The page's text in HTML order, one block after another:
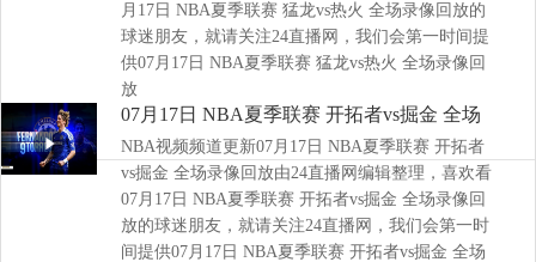
月17日 NBA夏季联赛 猛龙vs热火 全场录像回放的
球迷朋友，就请关注24直播网，我们会第一时间提
供07月17日 NBA夏季联赛 猛龙vs热火 全场录像回
放
07月17日 NBA夏季联赛 开拓者vs掘金 全场
录像回放
NBA视频频道更新07月17日 NBA夏季联赛 开拓者
vs掘金 全场录像回放由24直播网编辑整理，喜欢看
07月17日 NBA夏季联赛 开拓者vs掘金 全场录像回
放的球迷朋友，就请关注24直播网，我们会第一时
间提供07月17日 NBA夏季联赛 开拓者vs掘金 全场